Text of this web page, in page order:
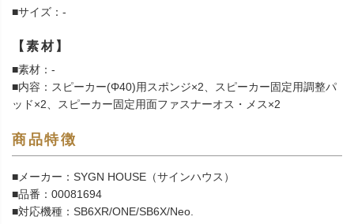
■サイズ：-
【素材】
■素材：-
■内容：スピーカー(Φ40)用スポンジ×2、スピーカー固定用調整パ
ッド×2、スピーカー固定用面ファスナーオス・メス×2
商品特徴
■メーカー：SYGN HOUSE（サインハウス）
■品番：00081694
■対応機種：SB6XR/ONE/SB6X/Neo.